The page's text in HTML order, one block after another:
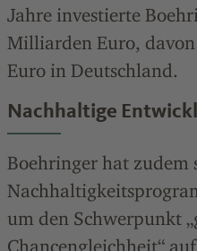
Jahre investierte
Milliarden Euro,
Euro in Deutschland.
Nachhaltige
Boehringer hat zudem
um den Schwerpunkt
Chancengleichheit“